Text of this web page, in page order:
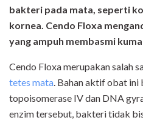
bakteri pada mata, seperti
kornea. Cendo Floxa
yang ampuh membasmi
Cendo Floxa merupakan salah
tetes mata. Bahan aktif obat ini
topoisomerase IV dan DNA
enzim tersebut, bakteri tidak